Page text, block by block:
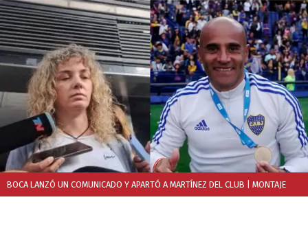
BOCA LANZÓ UN COMUNICADO Y APARTÓ A MARTÍNEZ DEL CLUB | MONTAJE